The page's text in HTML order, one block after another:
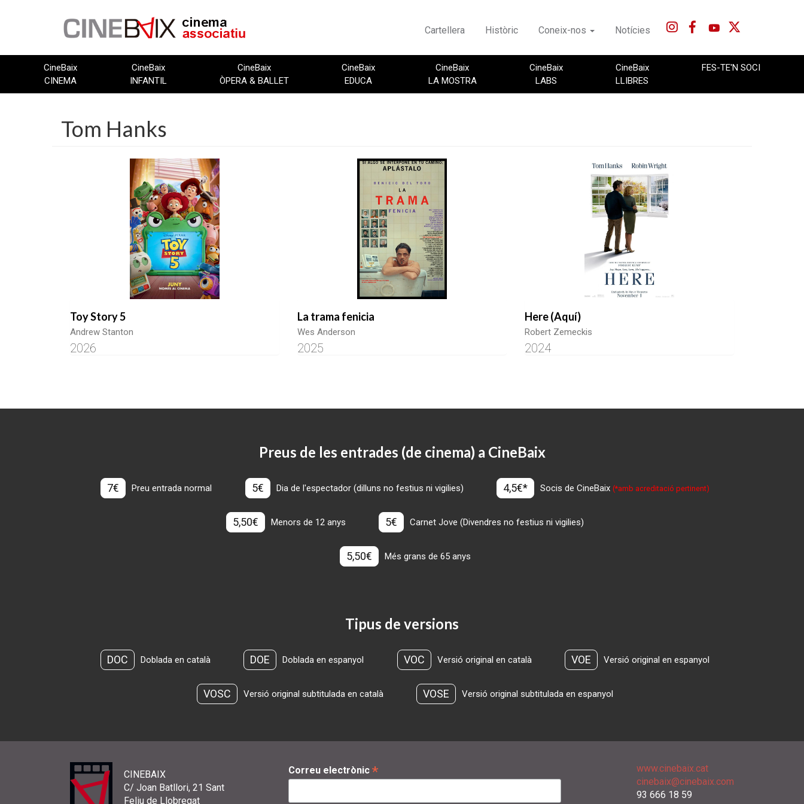
Cartellera Històric Coneix-nos Notícies
CineBaix
CINEMA
CineBaix
INFANTIL
CineBaix
ÒPERA & BALLET
CineBaix
EDUCA
CineBaix
LA MOSTRA
CineBaix
LABS
CineBaix
LLIBRES
FES-TE'N SOCI
Tom Hanks
Toy Story 5
Andrew Stanton
2026
La trama fenicia
Wes Anderson
2025
Here (Aquí)
Robert Zemeckis
2024
Preus de les entrades (de cinema) a CineBaix
7€ Preu entrada normal 5€ Dia de l'espectador (dilluns no festius ni vigilies) 4,5€* Socis de CineBaix(*amb acreditació pertinent)
5,50€ Menors de 12 anys 5€ Carnet Jove (Divendres no festius ni vigilies)
5,50€ Més grans de 65 anys
Tipus de versions
DOC Doblada en català DOE Doblada en espanyol VOC Versió original en català VOE Versió original en espanyol
VOSC Versió original subtitulada en català VOSE Versió original subtitulada en espanyol
CINEBAIX
C/ Joan Batllori, 21 Sant
Feliu de Llobregat
Correu electrònic *
www.cinebaix.cat
cinebaix@cinebaix.com
93 666 18 59